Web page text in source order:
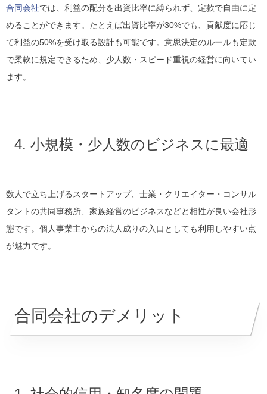
合同会社では、利益の配分を出資比率に縛られず、定款で自由に定
めることができます。たとえば出資比率が30%でも、貢献度に応じ
て利益の50%を受け取る設計も可能です。意思決定のルールも定款
で柔軟に規定できるため、少人数・スピード重視の経営に向いてい
ます。
4. 小規模・少人数のビジネスに最適
数人で立ち上げるスタートアップ、士業・クリエイター・コンサル
タントの共同事務所、家族経営のビジネスなどと相性が良い会社形
態です。個人事業主からの法人成りの入口としても利用しやすい点
が魅力です。
合同会社のデメリット